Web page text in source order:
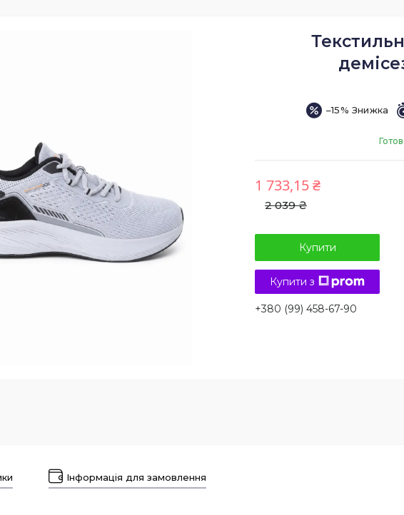
–15%
2 039 ₴
1 733,15 ₴
Купити
Купити з
+380 (99) 458-67-90
Інформація для замовлення